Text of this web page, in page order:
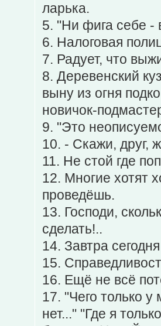
ларька.
5. "Ни фига себе -
6. Налоговая
7. Радует, что
8. Деревенский
выну из огня
новичок-
9. "Это
10. - Скажи, друг,
11. Не стой где
12. Многие хотят
проведёшь.
13. Господи,
сделать!..
14. Завтра
15.
16. Ещё не всё
17. "Чего только
нет..." "Где я